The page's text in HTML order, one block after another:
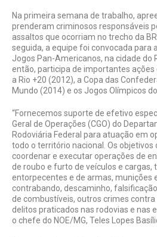
Na primeira semana de trabalho,
prenderam criminosos responsáveis
assaltos que ocorriam no trecho da
seguida, a equipe foi convocada para
Jogos Pan-Americanos, na cidade do
então, participa de importantes
a Rio +20 (2012), a Copa das
Mundo (2014) e os Jogos Olímpicos
“Fornecemos suporte de efetivo
Geral de Operações (CGO) do
Rodoviária Federal para atuação em
todo o território nacional. Os objetivos
coordenar e executar operações de
de roubo e furto de veículos e cargas,
entorpecentes e de armas, munições
contrabando, descaminho,
de combustíveis, outros crimes
delitos praticados nas rodovias e nas
o chefe do NOE/MG, Teles Lopes